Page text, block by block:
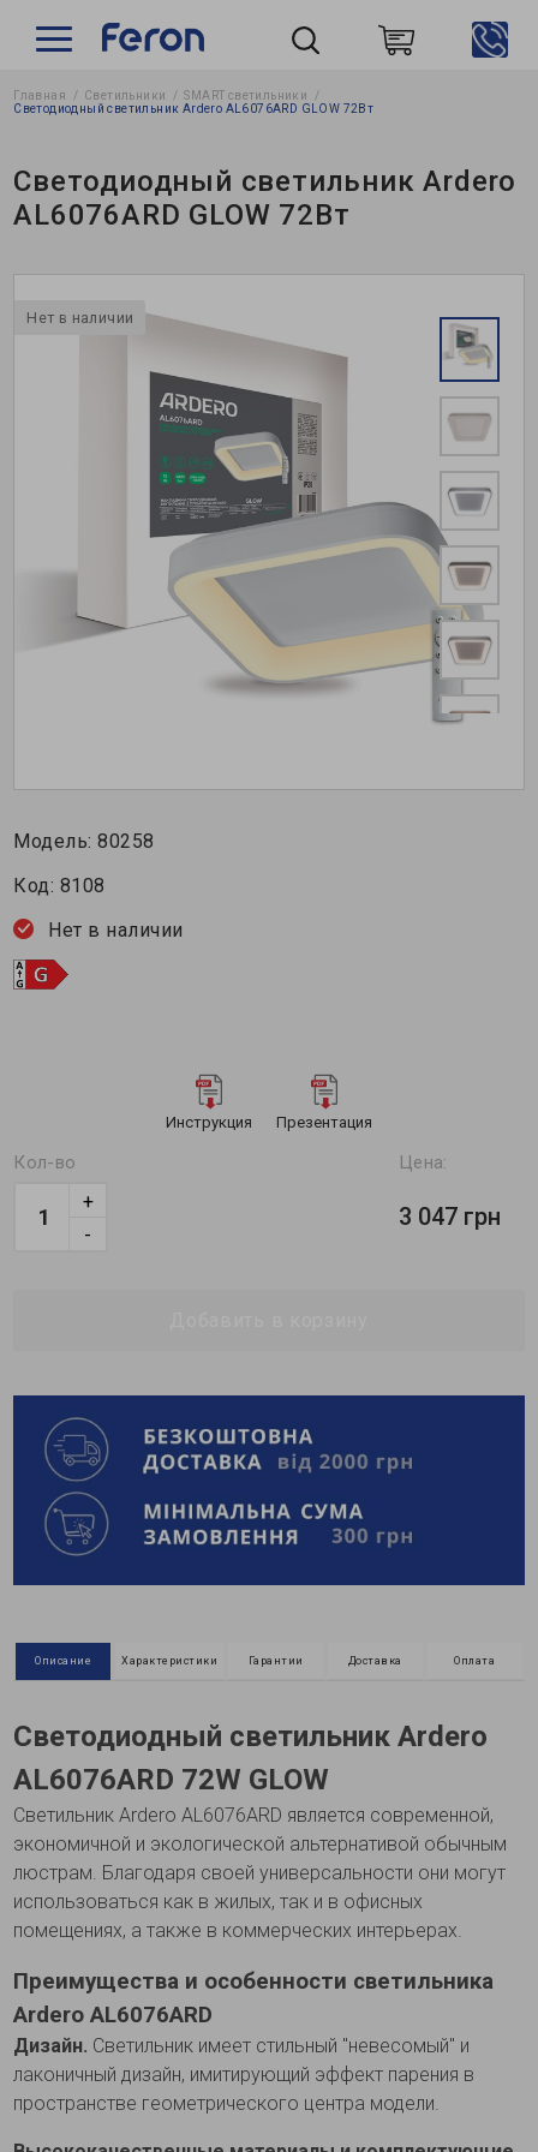
Главная Светильники
SMART светильники
Светодиодный светильник Ardero AL6076ARD GLOW 72Вт
Светодиодный светильник Ardero
AL6076ARD GLOW 72Вт
Нет в наличии
Модель:80258
Код: 8108
Нет в наличии
Инструкция Презентация
Кол-во
-
+
Цена:
3 047 грн
Описание Характеристики Гарантии Доставка Оплата
Светодиодный светильник Ardero
AL6076ARD 72W GLOW
Светильник Ardero AL6076ARD является современной,
экономичной и экологической альтернативой обычным
люстрам. Благодаря своей универсальности они могут
использоваться как в жилых, так и в офисных
помещениях, а также в коммерческих интерьерах.
Преимущества и особенности светильника
Ardero AL6076ARD
Дизайн. Светильник имеет стильный "невесомый" и
лаконичный дизайн, имитирующий эффект парения в
пространстве геометрического центра модели.